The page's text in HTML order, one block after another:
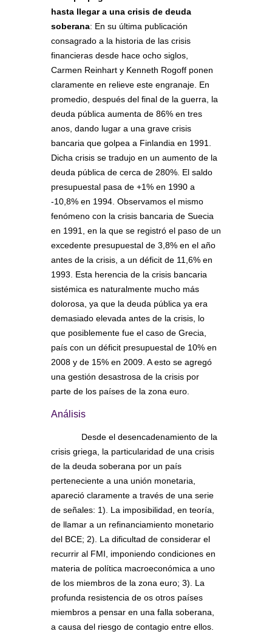
hasta llegar a una crisis de deuda
soberana: En su última publicación
consagrado a la historia de las crisis
financieras desde hace ocho siglos,
Carmen Reinhart y Kenneth Rogoff ponen
claramente en relieve este engranaje. En
promedio, después del final de la guerra, la
deuda pública aumenta de 86% en tres
anos, dando lugar a una grave crisis
bancaria que golpea a Finlandia en 1991.
Dicha crisis se tradujo en un aumento de la
deuda pública de cerca de 280%. El saldo
presupuestal pasa de +1% en 1990 a
-10,8% en 1994. Observamos el mismo
fenómeno con la crisis bancaria de Suecia
en 1991, en la que se registró el paso de un
excedente presupuestal de 3,8% en el año
antes de la crisis, a un déficit de 11,6% en
1993. Esta herencia de la crisis bancaria
sistémica es naturalmente mucho más
dolorosa, ya que la deuda pública ya era
demasiado elevada antes de la crisis, lo
que posiblemente fue el caso de Grecia,
país con un déficit presupuestal de 10% en
2008 y de 15% en 2009. A esto se agregó
una gestión desastrosa de la crisis por
parte de los países de la zona euro.
Análisis
Desde el desencadenamiento de la
crisis griega, la particularidad de una crisis
de la deuda soberana por un país
perteneciente a una unión monetaria,
apareció claramente a través de una serie
de señales: 1). La imposibilidad, en teoría,
de llamar a un refinanciamiento monetario
del BCE; 2). La dificultad de considerar el
recurrir al FMI, imponiendo condiciones en
materia de política macroeconómica a uno
de los miembros de la zona euro; 3). La
profunda resistencia de os otros países
miembros a pensar en una falla soberana,
a causa del riesgo de contagio entre ellos.